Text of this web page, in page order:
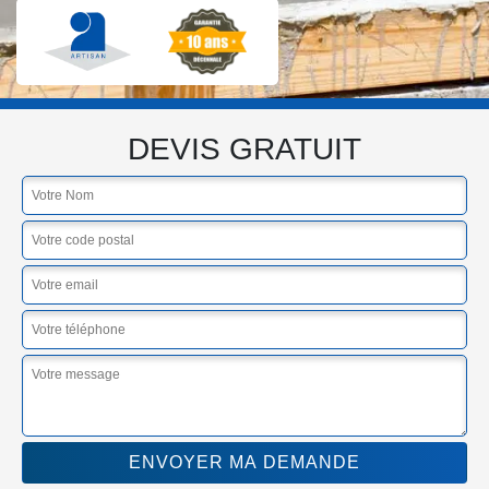
DEVIS GRATUIT